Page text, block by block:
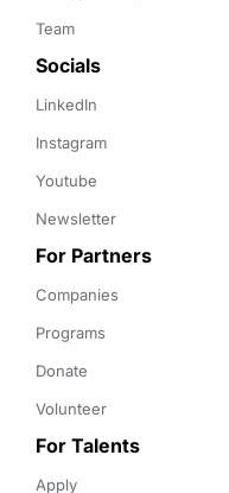
Team
Socials
LinkedIn
Instagram
Youtube
Newsletter
For Partners
Companies
Programs
Donate
Volunteer
For Talents
Apply